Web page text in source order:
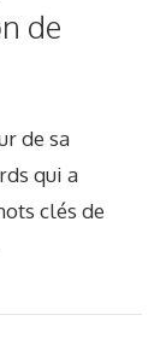
de
de sa
qui a
clés de